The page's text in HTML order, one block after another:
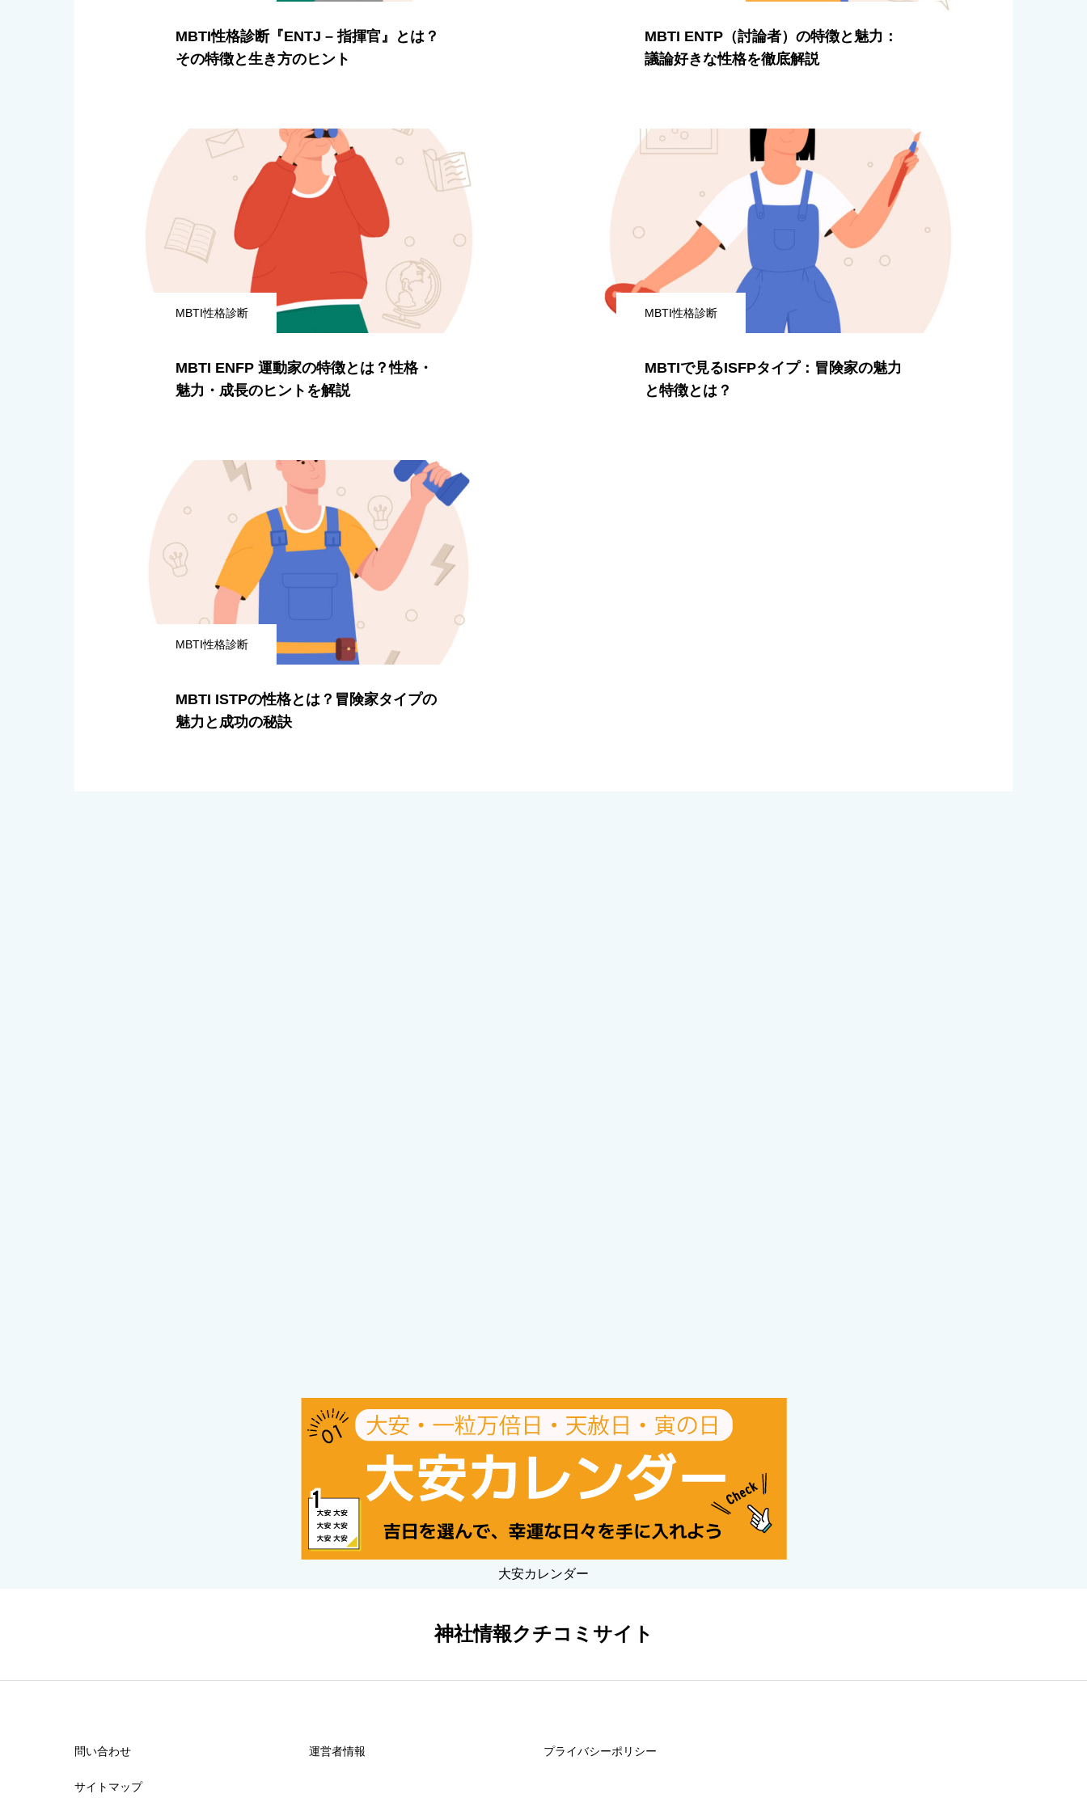
MBTI性格診断『ENTJ – 指揮官』とは？
その特徴と生き方のヒント
MBTI ENTP（討論者）の特徴と魅力：
議論好きな性格を徹底解説
MBTI性格診断
MBTI ENFP 運動家の特徴とは？性格・
魅力・成長のヒントを解説
MBTI性格診断
MBTIで見るISFPタイプ：冒険家の魅力
と特徴とは？
MBTI性格診断
MBTI ISTPの性格とは？冒険家タイプの
魅力と成功の秘訣
大安カレンダー
神社情報クチコミサイト
問い合わせ
サイトマップ
運営者情報 プライバシーポリシー